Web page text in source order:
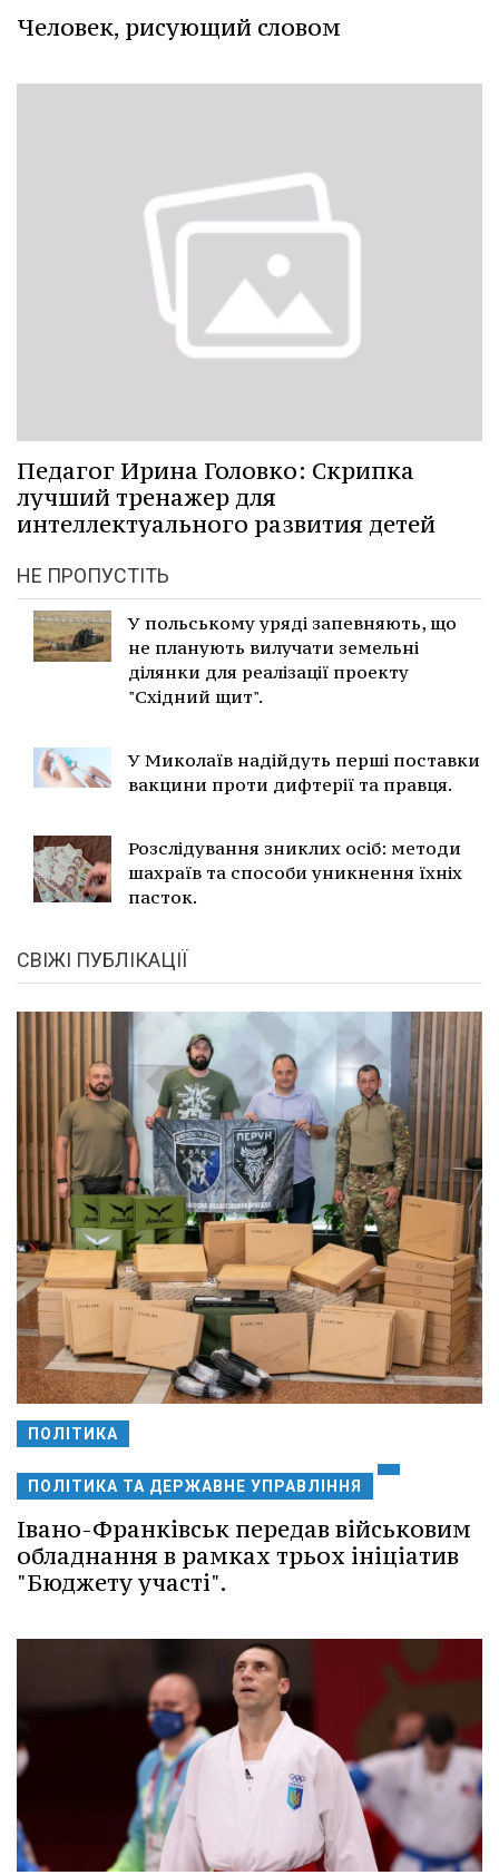
Человек, рисующий словом
Педагог Ирина Головко: Скрипка
лучший тренажер для
интеллектуального развития детей
НЕ ПРОПУСТІТЬ
У польському уряді запевняють, що
не планують вилучати земельні
ділянки для реалізації проекту
"Східний щит".
У Миколаїв надійдуть перші поставки
вакцини проти дифтерії та правця.
Розслідування зниклих осіб: методи
шахраїв та способи уникнення їхніх
пасток.
СВІЖІ ПУБЛІКАЦІЇ
ПОЛІТИКА
ПОЛІТИКА ТА ДЕРЖАВНЕ УПРАВЛІННЯ
Івано-Франківськ передав військовим
обладнання в рамках трьох ініціатив
"Бюджету участі".